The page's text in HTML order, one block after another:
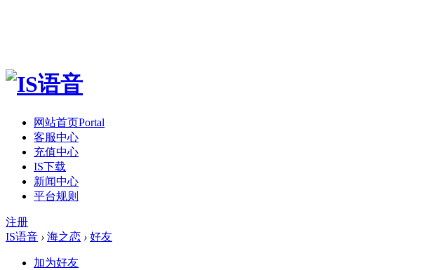
网站首页Portal
客服中心
充值中心
IS下载
新闻中心
平台规则
注册
IS语音 › 海之恋 › 好友
加为好友